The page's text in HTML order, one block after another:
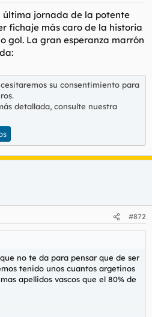
jornada de la potente
fichaje más caro de la historia
gol. La gran esperanza marrón
su consentimiento para
detallada, consulte nuestra
#872
no te da para pensar que de ser
tenido unos cuantos argetinos
apellidos vascos que el 80% de